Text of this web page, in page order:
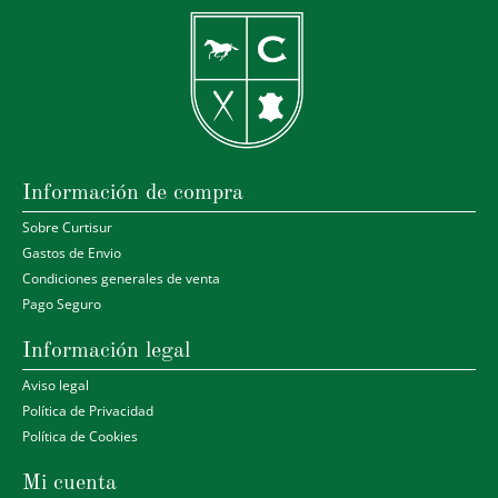
Información de compra
Sobre Curtisur
Gastos de Envio
Condiciones generales de venta
Pago Seguro
Información legal
Aviso legal
Política de Privacidad
Política de Cookies
Mi cuenta